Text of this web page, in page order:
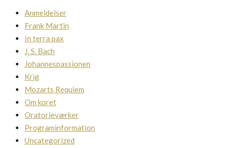
Anmeldelser
Frank Martin
In terra pax
J. S. Bach
Johannespassionen
Krig
Mozarts Requiem
Om koret
Oratorieværker
Programinformation
Uncategorized